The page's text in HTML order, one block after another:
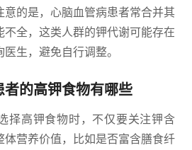
的是，心脑血管病患者常合并其
全，这类人群的钾代谢可能存在
生，避免自行调整。
的高钾食物有哪些
择高钾食物时，不仅要关注钾含
体营养价值，比如是否富含膳食纤